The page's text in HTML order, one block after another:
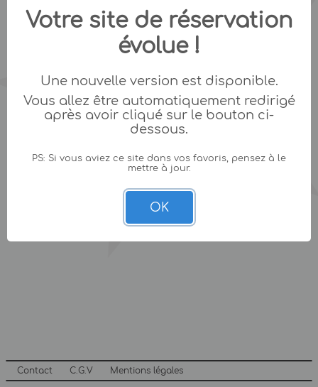
Contact C.G.V Mentions légales
Votre site de réservation
évolue !
Une nouvelle version est disponible.
Vous allez être automatiquement redirigé
après avoir cliqué sur le bouton ci-
dessous.
PS: Si vous aviez ce site dans vos favoris, pensez à le
mettre à jour.
OK